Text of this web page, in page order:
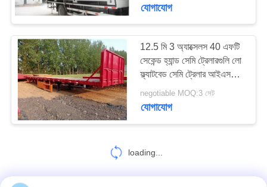
যোগাযোগ
12.5 মি 3 অ্যাক্সেলস 40 এফটি
সেকেন্ড হ্যান্ড সেমি ট্রেলারগুলি লো
ফ্ল্যাটবেড সেমি ট্রেলার আইএসও
শংসাপত্র
negotiable MOQ:3 সেট
যোগাযোগ
loading...